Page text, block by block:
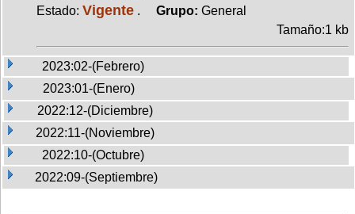
Estado: Vigente . Grupo: General
Tamaño:1 kb
2023:02-(Febrero)
2023:01-(Enero)
2022:12-(Diciembre)
2022:11-(Noviembre)
2022:10-(Octubre)
2022:09-(Septiembre)